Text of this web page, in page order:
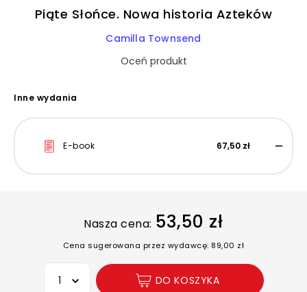
Piąte Słońce. Nowa historia Azteków
Camilla Townsend
Oceń produkt
Inne wydania
E-book 67,50 zł
Nasza cena: 53,50 zł
Cena sugerowana przez wydawcę: 89,00 zł
Wybierz opcję
DO KOSZYKA